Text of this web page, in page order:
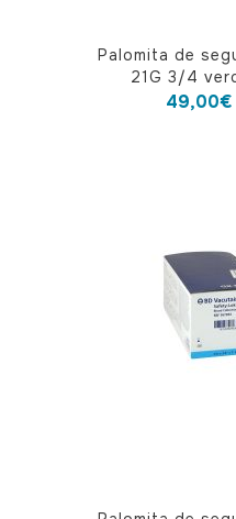
Palomita de
21G 3/4
49,00€